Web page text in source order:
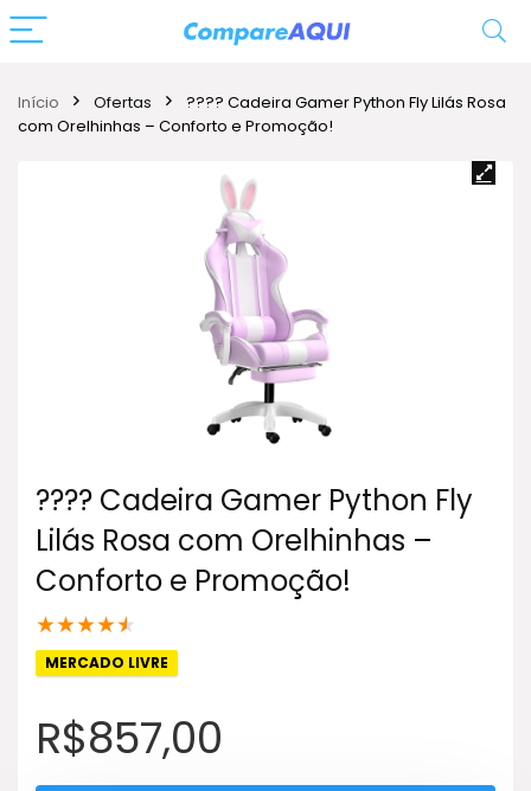
Início Ofertas
???? Cadeira Gamer Python Fly Lilás Rosa
com Orelhinhas – Conforto e Promoção!
???? Cadeira Gamer Python Fly
Lilás Rosa com Orelhinhas –
Conforto e Promoção!
★★★★★
MERCADO LIVRE
R$857,00